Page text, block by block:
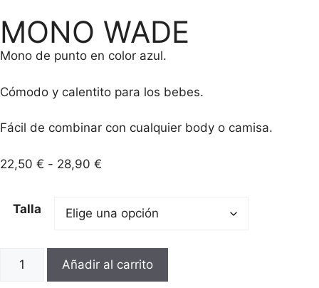
MONO WADE
Mono de punto en color azul.
Cómodo y calentito para los bebes.
Fácil de combinar con cualquier body o camisa.
22,50 € - 28,90 €
Talla
Añadir al carrito